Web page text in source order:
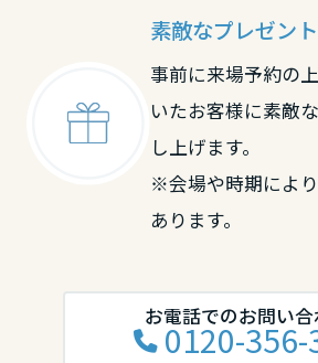
素敵なプレゼント
事前に来場予約の
いたお客様に素敵
し上げます。
※会場や時期によ
あります。
お電話でのお問い
0120-356-
中国・四国エリア
鳥取県